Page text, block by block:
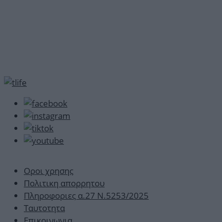
Οροι χρησης
Πολιτικη απορρητου
Πληροφοριες α.27 Ν.5253/2025
Ταυτοτητα